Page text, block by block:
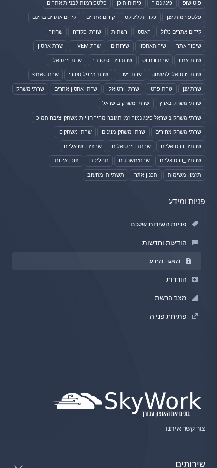
פוטושופ פינג נמוך פיתוח תוכן פלטפורמות לבניית אתרים
פלטפורמות ענן פקודות לינוקס קידום אתרים קידום אתרים בחינם
קידום אתרים כלול ראסט רשתות שורת_פקודה שחזור
שיפור אתר שירותאחסון שירותים שרת FIVEM שרת אחסון
שרת אמיו שרת ווינדוס שרת ווינדוס סרבר שרת וירטואלי
שרת וירטואלי למשחק שרת ייעודי שרת מייפל סטורי שרת סאמפ
שרת ענן שרת פרטי שרת_וירטואלי שרתי אחסון אתרים שרתי משחק
שרתי משחק בארץ שרתי משחק בישראל
שרתי משחק בישראל פינג נמוך זמן תגובה מהיר חוויית משחק יציבה תמיכ
שרתי משחק מהירים שרתי משחק מוגנים שרתי משחקים
שרתים וירטואליים שרתים וירטואלים שרתים ישראליים
שרתים_וירטואליים שרתימשחקים תהליכים תוכן איכותי
תזמון_משימות תכנון אתר תשתיות_מחשוב
פניות ומידע
פניות השירות שלכם
הודעות וחדשות
מאגר מידע
הורדות
מצב הרשת
פתיחת פנייה
צור קשר איתנו!
שירותים